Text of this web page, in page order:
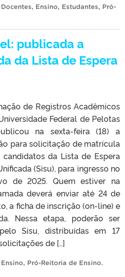
Docentes, Ensino, Estudantes, Pró-
publicada a
da Lista de Espera
de Registros Acadêmicos
Federal de Pelotas
na sexta-feira (18) a
para solicitação de matrícula
da Lista de Espera
(Sisu), para ingresso no
de 2025. Quem estiver na
deverá enviar a´té 24 de
a ficha de inscrição (on-line) e
Nessa etapa, poderão ser
Sisu, distribuídas em 17
de […]
Ensino, Pró-Reitoria de Ensino.